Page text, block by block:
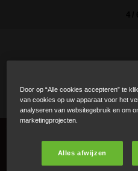
Door op “Alle cookies accepteren” te
van cookies op uw apparaat voor het
analyseren van websitegebruik en om
marketingprojecten.
Alles afwijzen